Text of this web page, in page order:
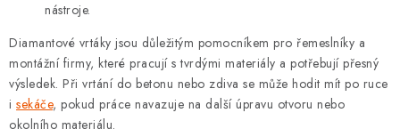
nástroje.
Diamantové vrtáky jsou důležitým pomocníkem pro řemeslníky a
montážní firmy, které pracují s tvrdými materiály a potřebují přesný
výsledek. Při vrtání do betonu nebo zdiva se může hodit mít po ruce
i sekáče, pokud práce navazuje na další úpravu otvoru nebo
okolního materiálu.